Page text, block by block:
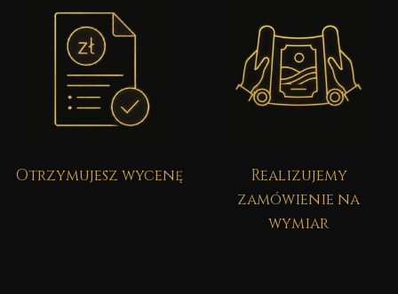
Otrzymujesz wycenę
Realizujemy
zamówienie na
wymiar